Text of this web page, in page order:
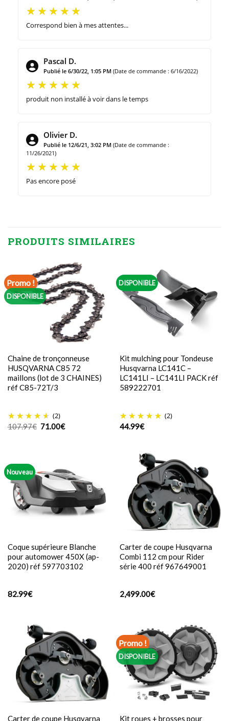
Correspond bien à mes attentes...
Pascal D.
Publié le 6/30/22, 1:05 PM (Date de commande : 6/16/2022)
produit non installé à voir dans le temps
Olivier D.
Publié le 12/6/21, 3:02 PM (Date de commande :
11/26/2021)
Pas encore posé
PRODUITS SIMILAIRES
Promo !
DISPONIBLE
Chaine de tronçonneuse
HUSQVARNA C85 72
maillons (lot de 3 CHAINES)
réf C85-72T/3
(2)
107.97€ Le
prix
71.00€Le
prix
DISPONIBLE
Kit mulching pour Tondeuse
Husqvarna LC141C –
LC141LI – LC141LI PACK réf
589222701
(2)
44.99€
Nouveau
Coque supérieure Blanche
pour automower 450X (ap-
2020) réf 597703102
82.99€
Carter de coupe Husqvarna
Combi 112 cm pour Rider
série 400 réf 967649001
2,499.00€
Carter de coupe Husqvarna
Promo !
DISPONIBLE
Kit roues + brosses pour